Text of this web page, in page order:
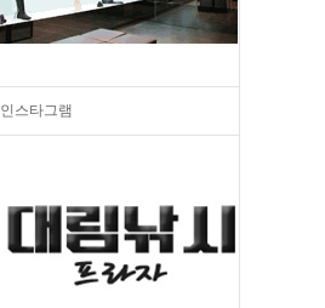
인스타그램